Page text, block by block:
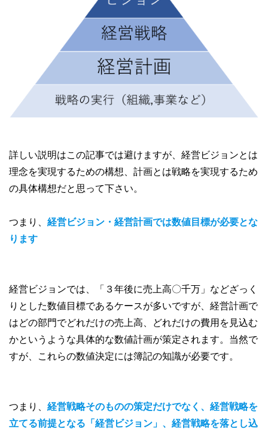
詳しい説明はこの記事では避けますが、経営ビジョンとは
理念を実現するための構想、計画とは戦略を実現するため
の具体構想だと思って下さい。
つまり、 経営ビジョン・経営計画では数値目標が必要とな
ります
経営ビジョンでは、「３年後に売上高〇千万」などざっく
りとした数値目標であるケースが多いですが、経営計画で
はどの部門でどれだけの売上高、どれだけの費用を見込む
かというような具体的な数値計画が策定されます。当然で
すが、これらの数値決定には簿記の知識が必要です。
つまり、 経営戦略そのものの策定だけでなく、経営戦略を
立てる前提となる「経営ビジョン」、経営戦略を落とし込